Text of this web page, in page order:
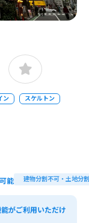
ン スケルトン
能 建物分割不可・土地分
がご利用いただけ